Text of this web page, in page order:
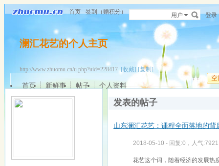
首页 签到（赠积分） 用户 登录
澜汇花艺的个人主页
http://www.zhuomu.cn/u.php?uid=228417[收藏] [复制]
空
首页 新鲜事 帖子 个人资料
发表的帖子
山东澜汇花艺：课程全面落地的
2018-05-10 - 回复:0，人气
花艺这个词，随着经济的发展热